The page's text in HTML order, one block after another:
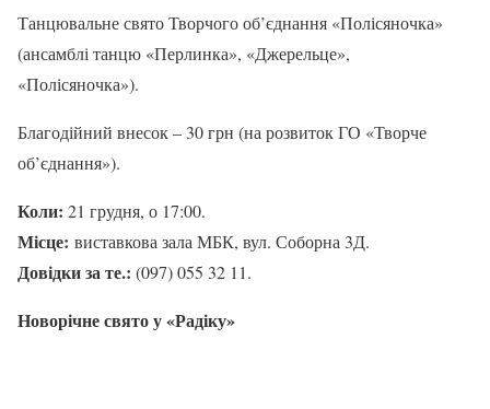
Танцювальне свято Творчого об’єднання «Полісяночка»
(ансамблі танцю «Перлинка», «Джерельце»,
«Полісяночка»).
Благодійний внесок – 30 грн (на розвиток ГО «Творче
об’єднання»).
Коли: 21 грудня, о 17:00.
Місце: виставкова зала МБК, вул. Соборна 3Д.
Довідки за те.: (097) 055 32 11.
Новорічне свято у «Радіку»